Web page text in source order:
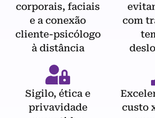
corporais, faciais
e a conexão
cliente-psicólogo
à distância
Sigilo, ética e
privavidade
com
custo